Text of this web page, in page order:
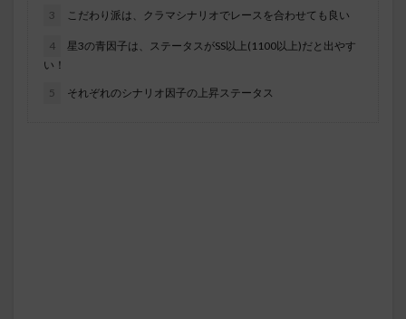
3 こだわり派は、クラマシナリオでレースを合わせても良い
4
星3の青因子は、ステータスがSS以上(1100以上)だと出やす
い！
5 それぞれのシナリオ因子の上昇ステータス